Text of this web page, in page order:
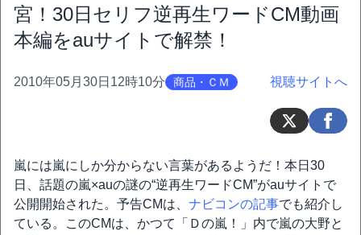
宮！30日セリフ逆再生ワードCM動画
本編をauサイトで解禁！
2010年05月30日12時10分 商品・ＣＭ 視聴サイトへ
嵐には嵐にしか分からない言葉があるようだ！本日30
日、話題の嵐×auの謎の“逆再生ワードCM”がauサイトで
公開開始された。予告CMは、 ナビコンの記事でも紹介し
ている。このCMは、かつて「Ｄの嵐！」内で嵐の大野と